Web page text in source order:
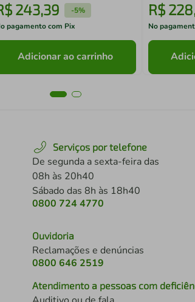
243,39 -5%
pagamento com Pix
Adicionar ao carrinho
R$ 228,
No
Serviços por telefone
De segunda a sexta-feira das
08h às 20h40
Sábado das 8h às 18h40
0800 724 4770
Ouvidoria
Reclamações e denúncias
0800 646 2519
Atendimento a pessoas com